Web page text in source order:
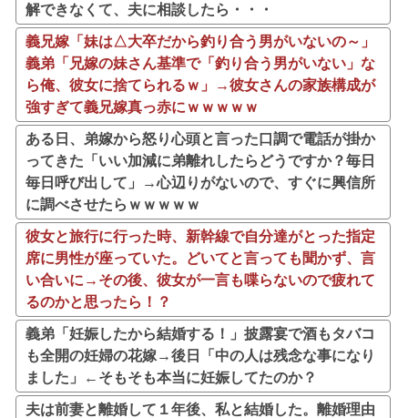
解できなくて、夫に相談したら・・・
義兄嫁「妹は△大卒だから釣り合う男がいないの～」
義弟「兄嫁の妹さん基準で「釣り合う男がいない」な
ら俺、彼女に捨てられるｗ」→彼女さんの家族構成が
強すぎて義兄嫁真っ赤にｗｗｗｗｗ
ある日、弟嫁から怒り心頭と言った口調で電話が掛か
ってきた「いい加減に弟離れしたらどうですか？毎日
毎日呼び出して」→心辺りがないので、すぐに興信所
に調べさせたらｗｗｗｗｗ
彼女と旅行に行った時、新幹線で自分達がとった指定
席に男性が座っていた。どいてと言っても聞かず、言
い合いに→その後、彼女が一言も喋らないので疲れて
るのかと思ったら！？
義弟「妊娠したから結婚する！」披露宴で酒もタバコ
も全開の妊婦の花嫁→後日「中の人は残念な事になり
ました」←そもそも本当に妊娠してたのか？
夫は前妻と離婚して１年後、私と結婚した。離婚理由